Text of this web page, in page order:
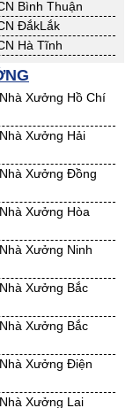
Bình Thuận
ĐắkLắk
Hà Tĩnh
Nghệ An
Phú Yên
Quảng Nam
Bà Rịa - VT
An Giang
Bến Tre
Cà Mau
Hậu Giang
Long An
Tây Ninh
Trà Vinh
Hải Dương
Quảng Ninh
Xưởng Hồ Chí
Xưởng Hải
Xưởng Đồng
Xưởng Hòa
Xưởng Ninh
Xưởng Bắc
Xưởng Bắc
Xưởng Điện
Xưởng Lai